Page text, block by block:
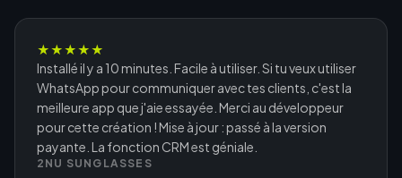
★★★★★
Installé il y a 10 minutes. Facile à utiliser. Si tu veux utiliser
WhatsApp pour communiquer avec tes clients, c'est la
meilleure app que j'aie essayée. Merci au développeur
pour cette création ! Mise à jour : passé à la version
payante. La fonction CRM est géniale.
2NU SUNGLASSES